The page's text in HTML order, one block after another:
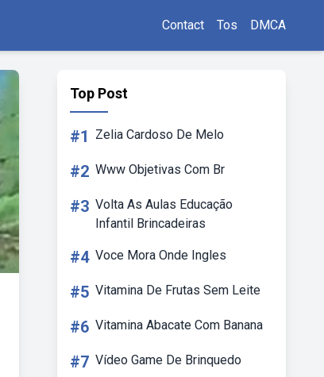
Contact Tos DMCA
Top Post
#1 Zelia Cardoso De Melo
#2 Www Objetivas Com Br
#3 Volta As Aulas Educação
Infantil Brincadeiras
#4 Voce Mora Onde Ingles
#5 Vitamina De Frutas Sem Leite
#6 Vitamina Abacate Com Banana
#7 Vídeo Game De Brinquedo